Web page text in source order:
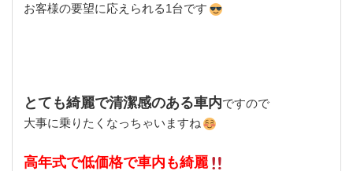
お客様の要望に応えられる1台です
とても綺麗で清潔感のある車内ですので
大事に乗りたくなっちゃいますね
高年式で低価格で車内も綺麗